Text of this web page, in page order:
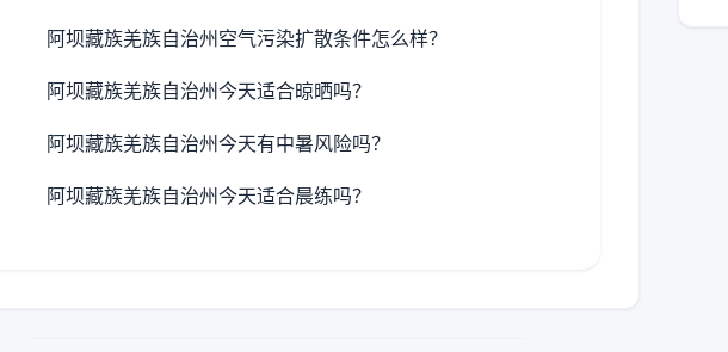
阿坝藏族羌族自治州空气污染扩散条件怎么样？
阿坝藏族羌族自治州今天适合晾晒吗？
阿坝藏族羌族自治州今天有中暑风险吗？
阿坝藏族羌族自治州今天适合晨练吗？